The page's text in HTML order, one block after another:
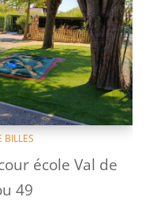
BILLES
école Val de
49